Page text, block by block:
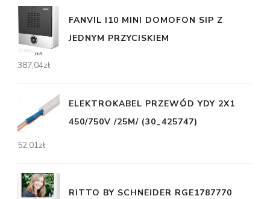
FANVIL I10 MINI DOMOFON SIP Z
JEDNYM PRZYCISKIEM
387,04zł
ELEKTROKABEL PRZEWÓD YDY 2X1
450/750V /25M/ (30_425747)
52,01zł
RITTO BY SCHNEIDER RGE1787770